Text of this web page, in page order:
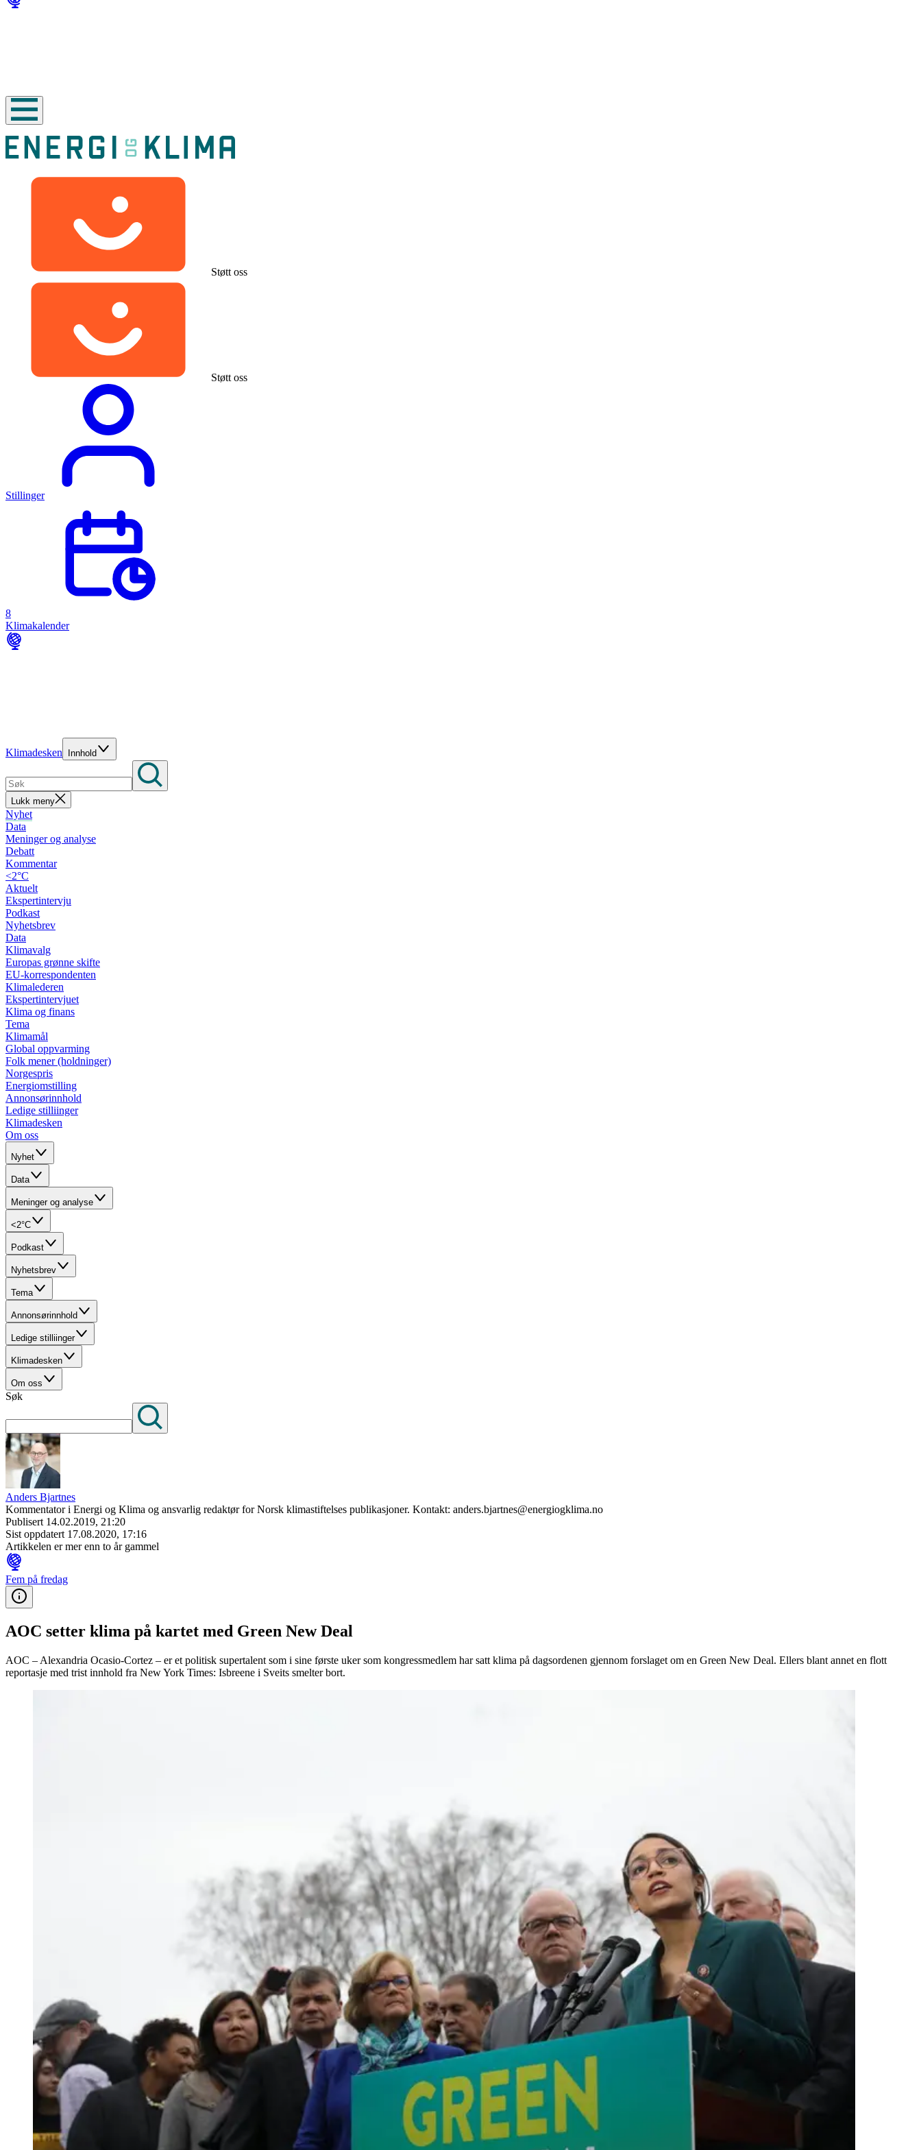
Støtt oss
Støtt oss
Stillinger
8
Klimakalender
Klimadesken Innhold
Lukk meny
Nyhet
Data
Meninger og analyse
Debatt
Kommentar
<2°C
Aktuelt
Ekspertintervju
Podkast
Nyhetsbrev
Data
Klimavalg
Europas grønne skifte
EU-korrespondenten
Klimalederen
Ekspertintervjuet
Klima og finans
Tema
Klimamål
Global oppvarming
Folk mener (holdninger)
Norgespris
Energiomstilling
Annonsørinnhold
Ledige stilliinger
Klimadesken
Om oss
Nyhet
Data
Meninger og analyse
<2°C
Podkast
Nyhetsbrev
Tema
Annonsørinnhold
Ledige stilliinger
Klimadesken
Om oss
Søk
Anders Bjartnes
Kommentator i Energi og Klima og ansvarlig redaktør for Norsk klimastiftelses publikasjoner. Kontakt: anders.bjartnes@energiogklima.no
Publisert 14.02.2019, 21:20
Sist oppdatert 17.08.2020, 17:16
Artikkelen er mer enn to år gammel
Fem på fredag
AOC setter klima på kartet med Green New Deal
AOC – Alexandria Ocasio-Cortez – er et politisk supertalent som i sine første uker som kongressmedlem har satt klima på dagsordenen gjennom forslaget om en Green New Deal. Ellers blant annet en flott
reportasje med trist innhold fra New York Times: Isbreene i Sveits smelter bort.